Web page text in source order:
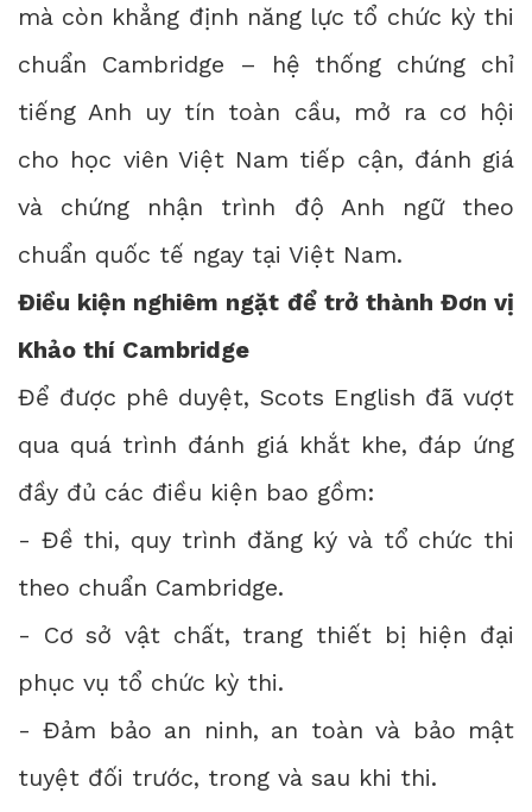
mà còn khẳng định năng lực tổ chức kỳ thi
chuẩn Cambridge – hệ thống chứng chỉ
tiếng Anh uy tín toàn cầu, mở ra cơ hội
cho học viên Việt Nam tiếp cận, đánh giá
và chứng nhận trình độ Anh ngữ theo
chuẩn quốc tế ngay tại Việt Nam.
Điều kiện nghiêm ngặt để trở thành Đơn vị
Khảo thí Cambridge
Để được phê duyệt, Scots English đã vượt
qua quá trình đánh giá khắt khe, đáp ứng
đầy đủ các điều kiện bao gồm:
- Đề thi, quy trình đăng ký và tổ chức thi
theo chuẩn Cambridge.
- Cơ sở vật chất, trang thiết bị hiện đại
phục vụ tổ chức kỳ thi.
- Đảm bảo an ninh, an toàn và bảo mật
tuyệt đối trước, trong và sau khi thi.